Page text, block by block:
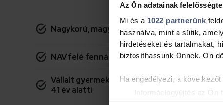
Az Ön adatainak
Mi és a 1022 partnerünk
használva, mint a sütik,
hirdetéseket és tartalmakat,
biztosíthassunk Önnek. Ön
Ha engedélyezi, a
Információgyűjtés az Ön
Nagykorú, magyarországi lakcímmel
NAV felé fennálló, 5.000 Ft-ot meg nem
Vállalt gyermekekre vonatkozóan csak
41 év alatti